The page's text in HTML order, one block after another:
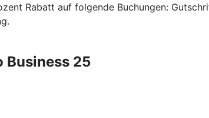
Rabatt auf folgende Buchungen:
Business 25